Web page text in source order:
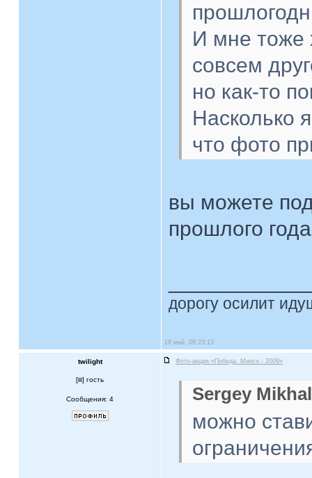
И мне тоже
совсем
но как-то
Насколько
что фото
вы можете
прошлого
дорогу осилит
18 май, 09 23:13
twilight Фото-акция «Победа. Минск - 2009»
[ ] гость
Сообщения: 4 Sergey
можно